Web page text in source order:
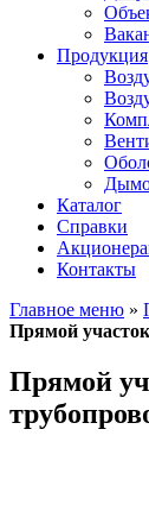
Продукция
Каталог
Справки
Контакты
Главное меню »
Прямой
Прямой